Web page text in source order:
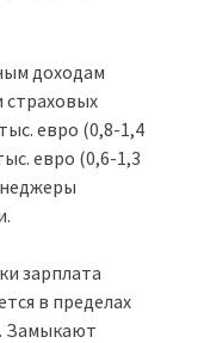
доходам
страховых
евро (0,8-1,4
евро (0,6-1,3
зарплата
в пределах
Замыкают